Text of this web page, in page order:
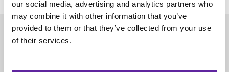
our social media, advertising and analytics partners who
may combine it with other information that you’ve
provided to them or that they’ve collected from your use
of their services.
Hvem var og er AddPro
Danmark?